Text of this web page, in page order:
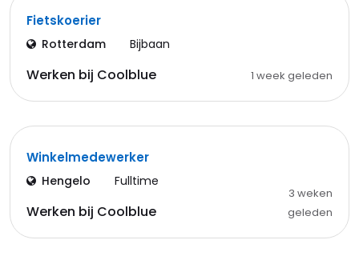
Fietskoerier
Rotterdam Bijbaan
Werken bij Coolblue 1 week geleden
Winkelmedewerker
Hengelo Fulltime
Werken bij Coolblue
3 weken
geleden